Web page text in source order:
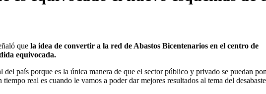
que la idea de convertir a la red de Abastos Bicentenarios en el centro de
equivocada.
país porque es la única manera de que el sector público y privado se puedan
real es cuando le vamos a poder dar mejores resultados al tema del